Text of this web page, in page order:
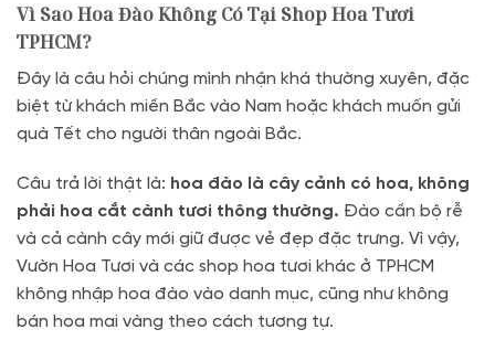
Vì Sao Hoa Đào Không Có Tại Shop Hoa Tươi
TPHCM?
Đây là câu hỏi chúng mình nhận khá thường xuyên, đặc
biệt từ khách miền Bắc vào Nam hoặc khách muốn gửi
quà Tết cho người thân ngoài Bắc.
Câu trả lời thật là: hoa đào là cây cảnh có hoa, không
phải hoa cắt cành tươi thông thường. Đào cần bộ rễ
và cả cành cây mới giữ được vẻ đẹp đặc trưng. Vì vậy,
Vườn Hoa Tươi và các shop hoa tươi khác ở TPHCM
không nhập hoa đào vào danh mục, cũng như không
bán hoa mai vàng theo cách tương tự.